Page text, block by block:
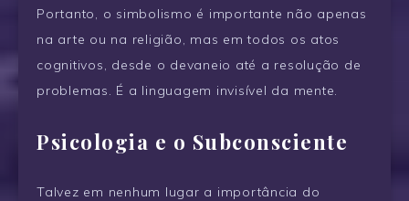
Portanto, o simbolismo é importante não apenas
na arte ou na religião, mas em todos os atos
cognitivos, desde o devaneio até a resolução de
problemas. É a linguagem invisível da mente.
Psicologia e o Subconsciente
Talvez em nenhum lugar a importância do